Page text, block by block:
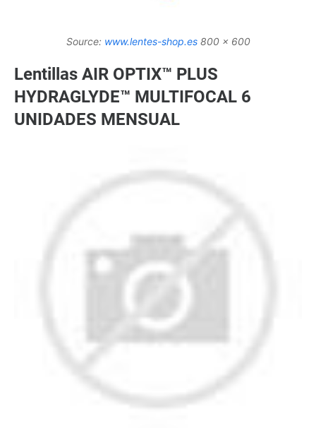
Source: www.lentes-shop.es800 x 600
Lentillas AIR OPTIX™ PLUS
HYDRAGLYDE™ MULTIFOCAL 6
UNIDADES MENSUAL